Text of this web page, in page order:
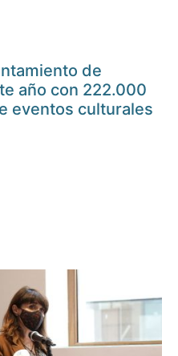
de
año con 222.000
eventos culturales